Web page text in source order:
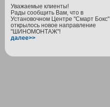
Уважаемые клиенты!
Рады сообщить Вам, что в
Установочном Центре "Смарт Бокс"
открылось новое направление
"ШИНОМОНТАЖ"!
далее>>